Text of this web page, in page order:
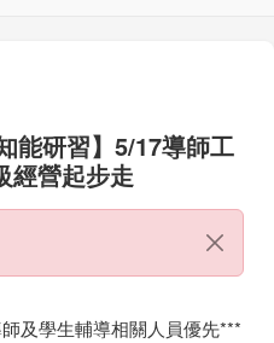
能研習】5/17導師工
經營起步走
及學生輔導相關人員優先***